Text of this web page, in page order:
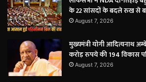
के 22 सांसदों के बदले रुख से
August 7, 2026
मुख्यमंत्री योगी आदित्यनाथ
करोड़ रुपये की 194 विकास
August 7, 2026